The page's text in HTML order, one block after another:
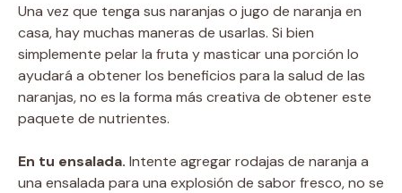
Una vez que tenga sus naranjas o jugo de naranja en
casa, hay muchas maneras de usarlas. Si bien
simplemente pelar la fruta y masticar una porción lo
ayudará a obtener los beneficios para la salud de las
naranjas, no es la forma más creativa de obtener este
paquete de nutrientes.
En tu ensalada. Intente agregar rodajas de naranja a
una ensalada para una explosión de sabor fresco, no se